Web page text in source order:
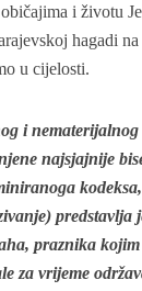
i životu
hagadi
u cijelosti.
i
najsjajnije
praznika
za vrijeme